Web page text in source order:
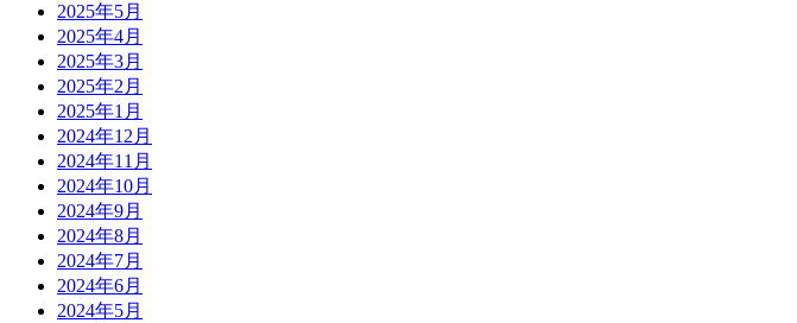
2025年5月
2025年4月
2025年3月
2025年2月
2025年1月
2024年12月
2024年11月
2024年10月
2024年9月
2024年8月
2024年7月
2024年6月
2024年5月